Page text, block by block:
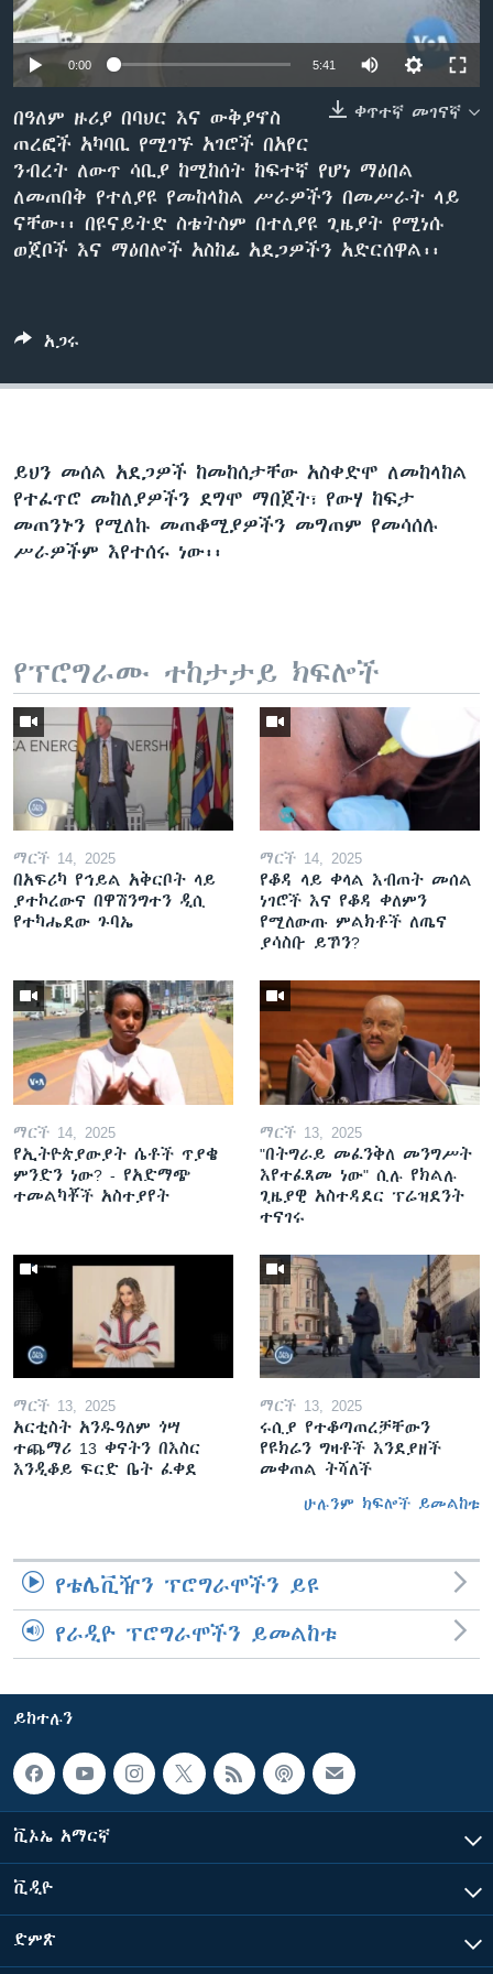
ቋንቋዎች
0:00 5:41
ቀጥተኛ መገናኛ
በዓለም ዙሪያ በባህር እና ውቅያኖስ
ጠረፎች አካባቢ የሚገኙ አገሮች በአየር
ንብረት ለውጥ ሳቢያ ከሚከሰት ከፍተኛ የሆነ ማዕበል
ለመጠበቅ የተለያዩ የመከላከል ሥራዎችን በመሥራት ላይ
ናቸው፡፡ በዩናይትድ ስቴትስም በተለያዩ ጊዜያት የሚነሱ
ወጀቦች እና ማዕበሎች አስከፊ አደጋዎችን አድርሰዋል፡፡
አጋሩ
ይህን መሰል አደጋዎች ከመከሰታቸው አስቀድሞ ለመከላከል
የተፈጥሮ መከለያዎችን ደግሞ ማበጀት፣ የውሃ ከፍታ
መጠንኑን የሚለኩ መጠቆሚያዎችን መግጠም የመሳሰሉ
ሥራዎችም እየተሰሩ ነው፡፡
የፕሮግራሙ ተከታታይ ክፍሎች
ማርች 14, 2025
በአፍሪካ የኅይል አቅርቦት ላይ
ያተኮረውና በዋሽንግተን ዲሲ
የተካሔደው ጉባኤ
ማርች 14, 2025
የቆዳ ላይ ቀላል እብጠት መሰል
ነገሮች እና የቆዳ ቀለምን
የሚለውጡ ምልክቶች ለጤና
ያሳስቡ ይኾን?
ማርች 14, 2025
የኢትዮጵያውያት ሴቶች ጥያቄ
ምንድን ነው? - የአድማጭ
ተመልካቾች አስተያየት
ማርች 13, 2025
"በትግራይ መፈንቅለ መንግሥት
እየተፈጸመ ነው" ሲሉ የክልሉ
ጊዜያዊ አስተዳደር ፕሬዝደንት
ተናገሩ
ማርች 13, 2025
አርቲስት አንዱዓለም ጎሣ
ተጨማሪ 13 ቀናትን በእስር
እንዲቆይ ፍርድ ቤት ፈቀደ
ማርች 13, 2025
ሩሲያ የተቆጣጠረቻቸውን
የዩክሬን ግዛቶች እንደያዘች
መቀጠል ትሻለች
ሁሉንም ክፍሎች ይመልከቱ
የቴሌቪዥን ፕሮግራሞችን ይዩ
የራዲዮ ፕሮግራሞችን ይመልከቱ
ይከተሉን
ቪኦኤ አማርኛ
ቪዲዮ
ድምጽ